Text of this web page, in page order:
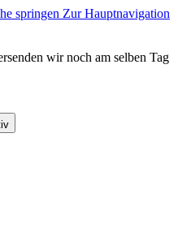
springen Zur Hauptnavigation
wir noch am selben Tag